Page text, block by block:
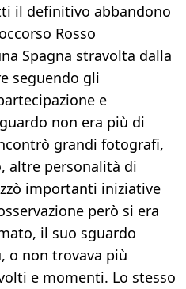
il definitivo abbandono
Rosso
Spagna stravolta dalla
seguendo gli
e
non era più di
grandi fotografi,
altre personalità di
importanti iniziative
però si era
il suo sguardo
o non trovava più
e momenti. Lo stesso